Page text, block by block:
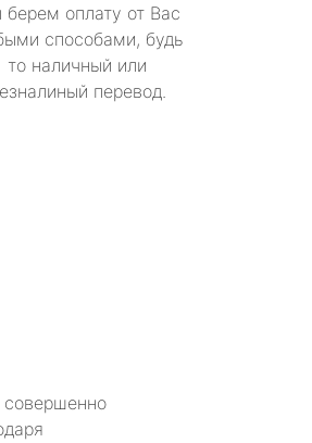
оплату от Вас
способами, будь
то наличный или
перевод.